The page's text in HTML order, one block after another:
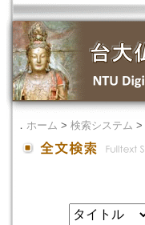
． ホーム > 検索システム >